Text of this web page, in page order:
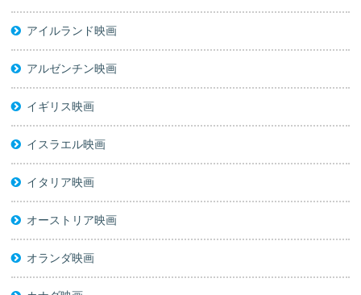
アイルランド映画
アルゼンチン映画
イギリス映画
イスラエル映画
イタリア映画
オーストリア映画
オランダ映画